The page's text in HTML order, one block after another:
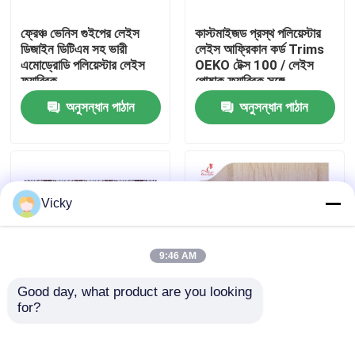
কারখানা ভ্রমণ
মান নিয়ন্ত্রণ
উদ্ধৃতির জন্য আবেদন
দোরোখা জরি ফ্যাব্রিক
ফ্রেঞ্চ ভেনিস গুইপের লেইস
ডিজাইন ডিটিএম সহ ভারী
এমোড্রোডি পলিয়েস্টার লেইস
ফ্যাব্রিক
অনুসন্ধান পাঠান
কাস্টমাইজড প্রস্থ পলিয়েস্টার
লেইস আফ্রিকান কর্ড Trims
OEKO টেক্স 100 / লেইস
পোষাক ফ্যাব্রিক সঙ্গে
অনুসন্ধান পাঠান
হুইট Couture জন্য কাস্টম
Vicky
9:46 AM
Good day, what product are you looking
for?